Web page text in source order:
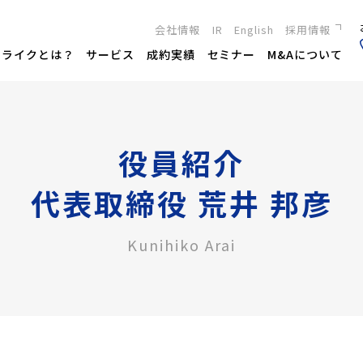
会社情報 IR English 採用情報
新卒採用
キャリア採用
イクとは？ サービス 成約実績 セミナー M&Aについて
役員紹介
代表取締役 荒井 邦彦
Kunihiko Arai